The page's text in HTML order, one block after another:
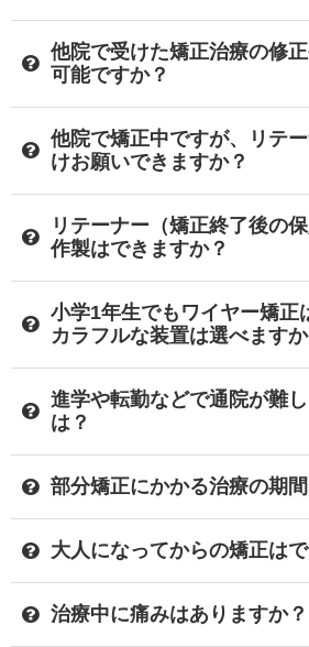
他院で受けた矯正治療の修
可能ですか？
他院で矯正中ですが、リテ
けお願いできますか？
リテーナー（矯正終了後の
作製はできますか？
小学1年生でもワイヤー矯正
カラフルな装置は選べますか
進学や転勤などで通院が難
は？
部分矯正にかかる治療の期間
大人になってからの矯正は
治療中に痛みはありますか？